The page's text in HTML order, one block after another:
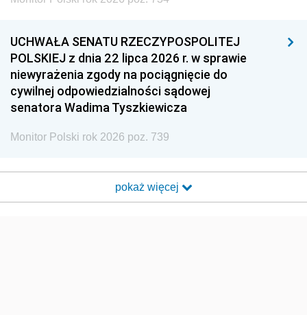
UCHWAŁA SENATU RZECZYPOSPOLITEJ
POLSKIEJ z dnia 22 lipca 2026 r. w sprawie
niewyrażenia zgody na pociągnięcie do
cywilnej odpowiedzialności sądowej
senatora Wadima Tyszkiewicza
Monitor Polski rok 2026 poz. 739
pokaż więcej